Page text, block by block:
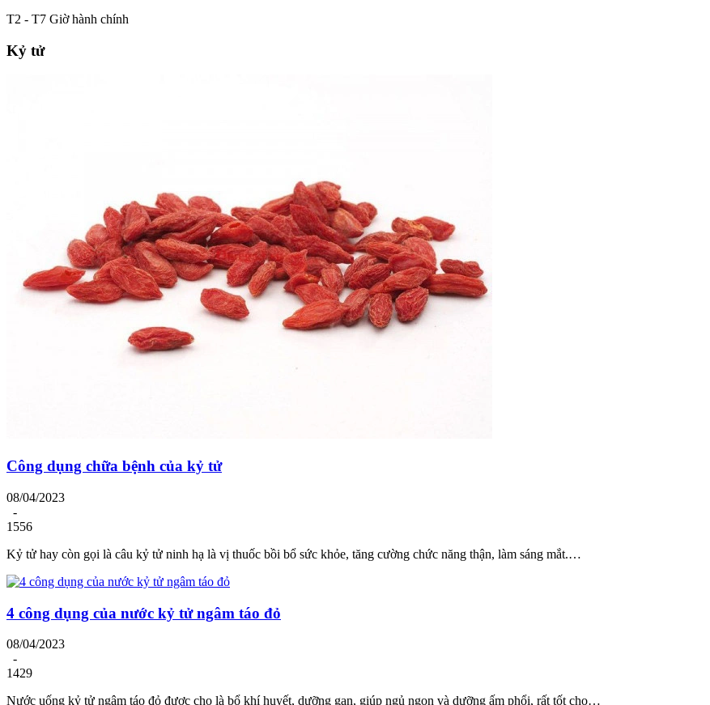
T2 - T7 Giờ hành chính
Kỷ tử
Công dụng chữa bệnh của kỷ tử
08/04/2023
-
1556
Kỷ tử hay còn gọi là câu kỷ tử ninh hạ là vị thuốc bồi bổ sức khỏe, tăng cường chức năng thận, làm sáng mắt.…
4 công dụng của nước kỷ tử ngâm táo đỏ
08/04/2023
-
1429
Nước uống kỷ tử ngâm táo đỏ được cho là bổ khí huyết, dưỡng gan, giúp ngủ ngon và dưỡng ấm phổi, rất tốt cho…